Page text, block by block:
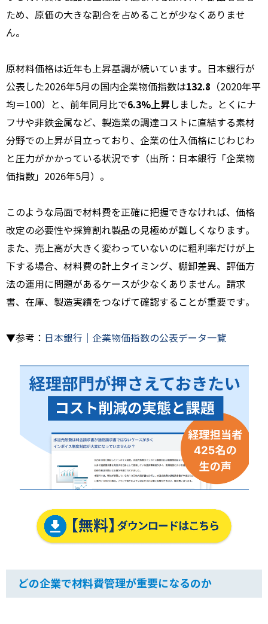
ため、原価の大きな割合を占めることが少なくありませ
ん。
原材料価格は近年も上昇基調が続いています。日本銀行が
公表した2026年5月の国内企業物価指数は132.8 （2020年平
均＝100）と、前年同月比で6.3%上昇 しました。とくにナ
フサや非鉄金属など、製造業の調達コストに直結する素材
分野での上昇が目立っており、企業の仕入価格にじわじわ
と圧力がかかっている状況です（出所：日本銀行「企業物
価指数」2026年5月）。
このような局面で材料費を正確に把握できなければ、価格
改定の必要性や採算割れ製品の見極めが難しくなります。
また、売上高が大きく変わっていないのに粗利率だけが上
下する場合、材料費の計上タイミング、棚卸差異、評価方
法の運用に問題があるケースが少なくありません。請求
書、在庫、製造実績をつなげて確認することが重要です。
▼参考： 日本銀行｜企業物価指数の公表データ一覧
どの企業で材料費管理が重要になるのか